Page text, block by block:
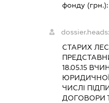
фонду (грн.):
dossier.heads:
СТАРИХ
18.05.15
ЧИСЛІ
ДОГОВОРИ